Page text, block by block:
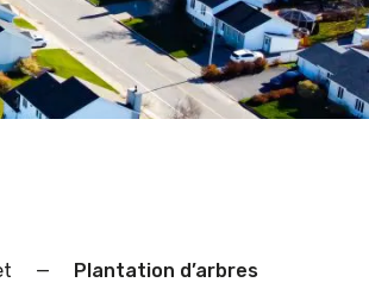
— Plantation d’arbres